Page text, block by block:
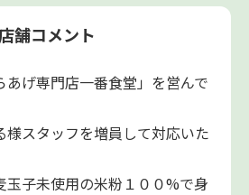
店舗コメント
あげ専門店一番食堂」を営んで
様スタッフを増員して対応いた
玉子未使用の米粉１００%で身